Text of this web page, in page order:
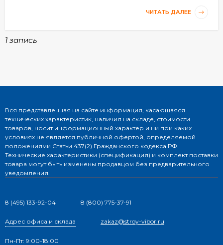
ЧИТАТЬ ДАЛЕЕ
1 запись
Вся представленная на сайте информация, касающаяся
технических характеристик, наличия на складе, стоимости
товаров, носит информационный характер и ни при каких
условиях не является публичной офертой, определяемой
положениями Статьи 437(2) Гражданского кодекса РФ.
Технические характеристики (спецификация) и комплект поставки
товара могут быть изменены продавцом без предварительного
уведомления.
8 (495) 133-92-04 8 (800) 775-37-91
Адрес офиса и склада zakaz@stroy-vibor.ru
Пн-Пт: 9:00-18:00